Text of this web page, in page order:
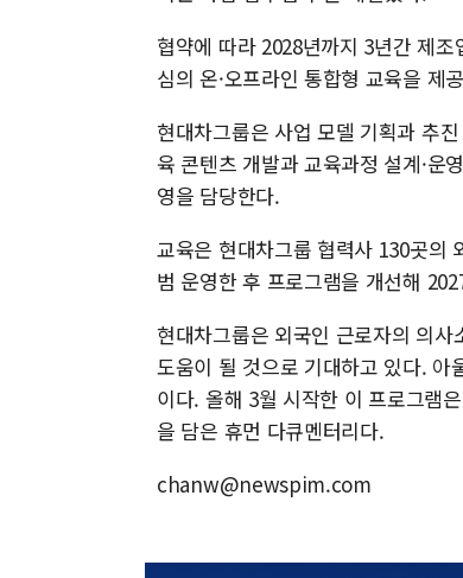
협약에 따라 2028년까지 3년간 제
심의 온·오프라인 통합형 교육을 제
현대차그룹은 사업 모델 기획과 추
육 콘텐츠 개발과 교육과정 설계·운
영을 담당한다.
교육은 현대차그룹 협력사 130곳의
범 운영한 후 프로그램을 개선해
현대차그룹은 외국인 근로자의 의
도움이 될 것으로 기대하고 있다.
이다. 올해 3월 시작한 이 프로그램
을 담은 휴먼 다큐멘터리다.
chanw@newspim.com